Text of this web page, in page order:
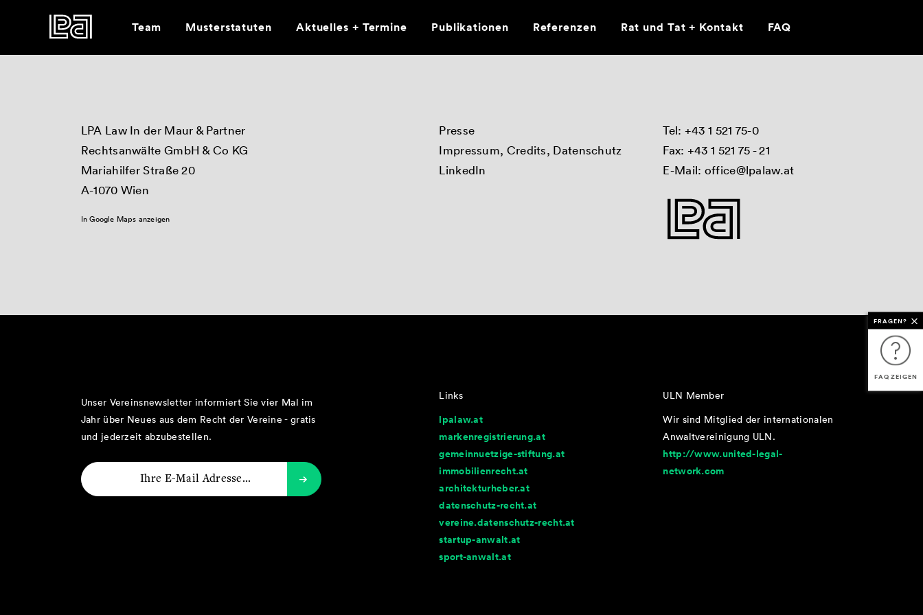
Team Musterstatuten Aktuelles + Termine Publikationen Referenzen Rat und Tat + Kontakt FAQ
FRAGEN?
FAQ ZEIGEN
LPA Law In der Maur & Partner
Rechtsanwälte GmbH & Co KG
Mariahilfer Straße 20
A-1070 Wien
In Google Maps anzeigen
Presse
Impressum, Credits, Datenschutz
LinkedIn
Tel: +43 1 521 75-0
Fax: +43 1 521 75 - 21
E-Mail: office@lpalaw.at
Unser Vereinsnewsletter informiert Sie vier Mal im
Jahr über Neues aus dem Recht der Vereine - gratis
und jederzeit abzubestellen.
Links
lpalaw.at
markenregistrierung.at
gemeinnuetzige-stiftung.at
immobilienrecht.at
architekturheber.at
datenschutz-recht.at
vereine.datenschutz-recht.at
startup-anwalt.at
sport-anwalt.at
ULN Member
Wir sind Mitglied der internationalen
Anwaltvereinigung ULN.
http://www.united-legal-
network.com